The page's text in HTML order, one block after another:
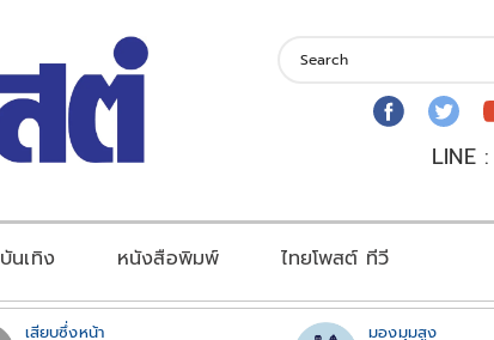
LINE
บันเทิง หนังสือพิมพ์ ไทยโพสต์ ทีวี
เสียบซึ่งหน้า มองมุมสูง